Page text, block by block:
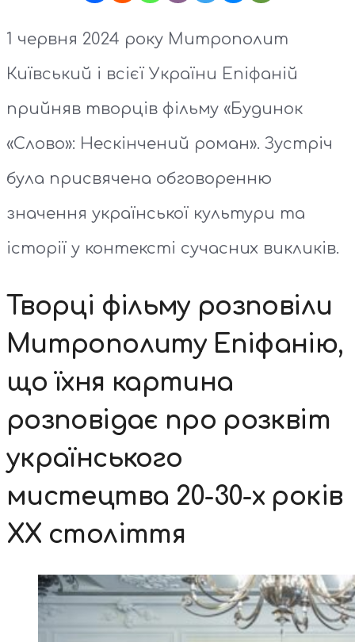
1 червня 2024 року Митрополит
Київський і всієї України Епіфаній
прийняв творців фільму «Будинок
«Слово»: Нескінчений роман». Зустріч
була присвячена обговоренню
значення української культури та
історії у контексті сучасних викликів.
Творці фільму розповіли
Митрополиту Епіфанію,
що їхня картина
розповідає про розквіт
українського
мистецтва 20-30-х років
XX століття